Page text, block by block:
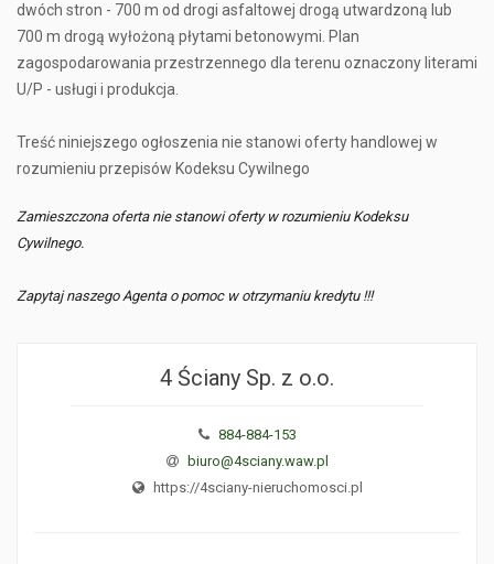
dwóch stron - 700 m od drogi asfaltowej drogą utwardzoną lub
700 m drogą wyłożoną płytami betonowymi. Plan
zagospodarowania przestrzennego dla terenu oznaczony literami
U/P - usługi i produkcja.
Treść niniejszego ogłoszenia nie stanowi oferty handlowej w
rozumieniu przepisów Kodeksu Cywilnego
Zamieszczona oferta nie stanowi oferty w rozumieniu Kodeksu
Cywilnego.
Zapytaj naszego Agenta o pomoc w otrzymaniu kredytu !!!
4 Ściany Sp. z o.o.
884-884-153
biuro@4sciany.waw.pl
https://4sciany-nieruchomosci.pl